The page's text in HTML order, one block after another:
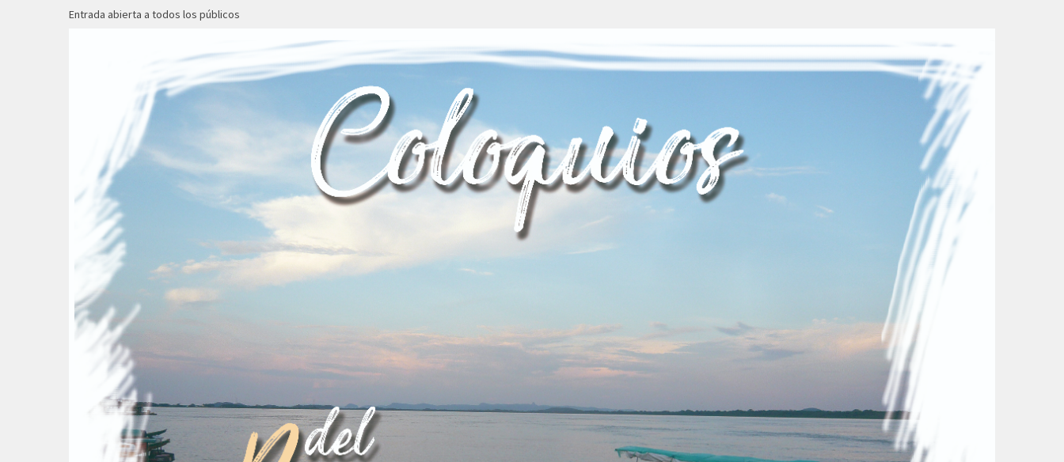
Entrada abierta a todos los públicos